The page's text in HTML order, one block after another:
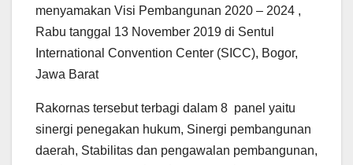
menyamakan Visi Pembangunan 2020 – 2024 ,
Rabu tanggal 13 November 2019 di Sentul
International Convention Center (SICC), Bogor,
Jawa Barat
Rakornas tersebut terbagi dalam 8 panel yaitu
sinergi penegakan hukum, Sinergi pembangunan
daerah, Stabilitas dan pengawalan pembangunan,